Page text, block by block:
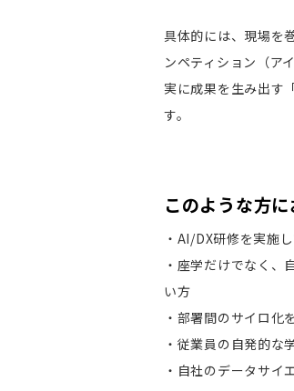
具体的には、現場を
ンペティション（ア
実に成果を生み出す
す。
このような方
・AI/DX研修を実施
・座学だけでなく、
い方
・部署間のサイロ化
・従業員の自発的な
・自社のデータサイ